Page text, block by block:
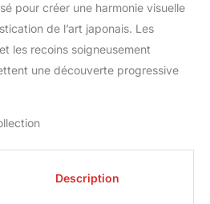
pour créer une harmonie visuelle
de l’art japonais. Les
les recoins soigneusement
une découverte progressive
Description